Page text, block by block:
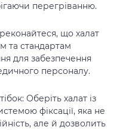
перегріванню.
що халат
та стандартам
для забезпечення
персоналу.
Оберіть халат із
фіксації, яка не
але й дозволить